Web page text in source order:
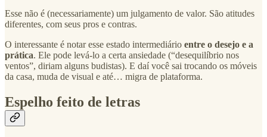
Esse não é (necessariamente) um julgamento de valor. São atitudes
diferentes, com seus pros e contras.
O interessante é notar esse estado intermediário entre o desejo e a
prática. Ele pode levá-lo a certa ansiedade (“desequilíbrio nos
ventos”, diriam alguns budistas). E daí você sai trocando os móveis
da casa, muda de visual e até… migra de plataforma.
Espelho feito de letras